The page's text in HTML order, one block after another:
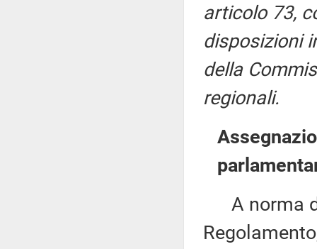
articolo 73,
disposizioni
della
regionali.
A norma